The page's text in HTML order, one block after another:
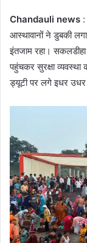
Chandauli news :
आस्थावानों ने डुबकी
इंतजाम रहा।
पहुंचकर सुरक्षा
ड्यूटी पर लगे इधर उधर